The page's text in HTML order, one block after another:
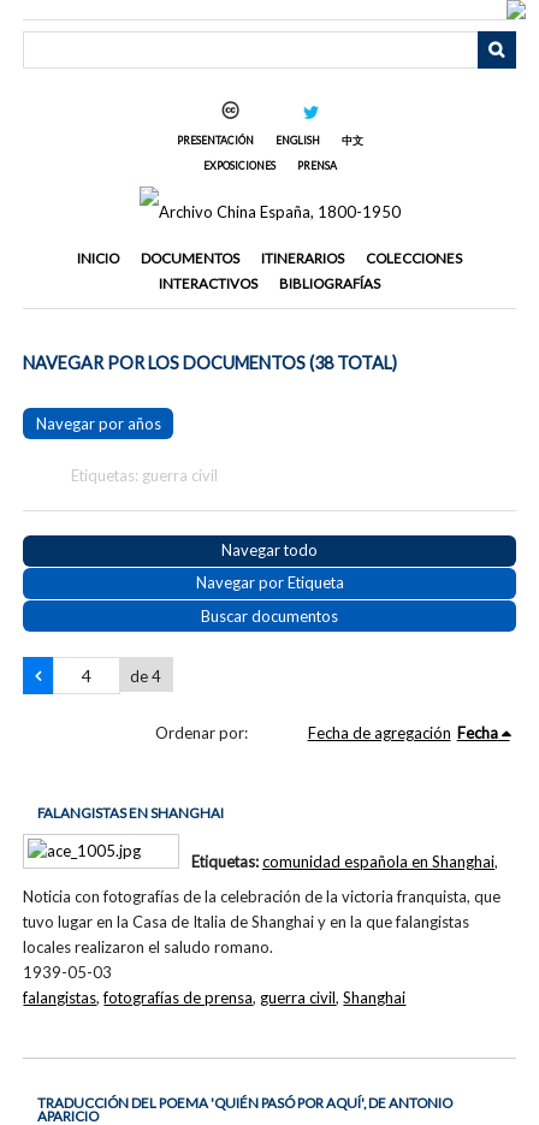
PRESENTACIÓN ENGLISH
中文
EXPOSICIONES
PRENSA
INICIO DOCUMENTOS ITINERARIOS
COLECCIONES
INTERACTIVOS
BIBLIOGRAFÍAS
NAVEGAR POR LOS DOCUMENTOS (38 TOTAL)
Navegar por años
Etiquetas: guerra civil
Navegar todo
Navegar por Etiqueta
Buscar documentos
de 4
Ordenar por: Fecha de agregación Fecha
FALANGISTAS EN SHANGHAI
Noticia con fotografías de la celebración de la victoria franquista, que
tuvo lugar en la Casa de Italia de Shanghai y en la que falangistas
locales realizaron el saludo romano.
1939-05-03
Etiquetas:comunidad española en Shanghai,
falangistas,fotografías de prensa, guerra civil,Shanghai
TRADUCCIÓN DEL POEMA 'QUIÉN PASÓ POR AQUÍ', DE ANTONIO
APARICIO